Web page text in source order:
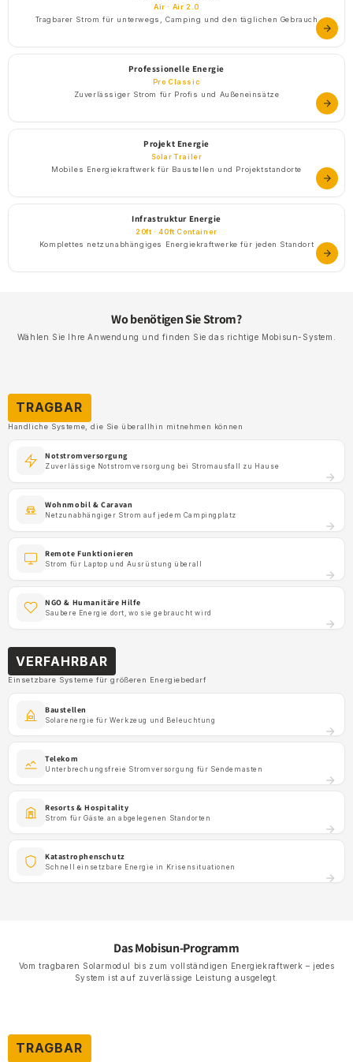
Air · Air 2.0
Tragbarer Strom für unterwegs, Camping und den täglichen Gebrauch
Professionelle Energie
Pro Classic
Zuverlässiger Strom für Profis und Außeneinsätze
Projekt Energie
Solar Trailer
Mobiles Energiekraftwerk für Baustellen und Projektstandorte
Infrastruktur Energie
20ft · 40ft Container
Komplettes netzunabhängiges Energiekraftwerke für jeden Standort
Wo benötigen Sie Strom?
Wählen Sie Ihre Anwendung und finden Sie das richtige Mobisun-System.
TRAGBAR
Handliche Systeme, die Sie überallhin mitnehmen können
Notstromversorgung
Zuverlässige Notstromversorgung bei Stromausfall zu Hause
Wohnmobil & Caravan
Netzunabhängiger Strom auf jedem Campingplatz
Remote Funktionieren
Strom für Laptop und Ausrüstung überall
NGO & Humanitäre Hilfe
Saubere Energie dort, wo sie gebraucht wird
VERFAHRBAR
Einsetzbare Systeme für größeren Energiebedarf
Baustellen
Solarenergie für Werkzeug und Beleuchtung
Telekom
Unterbrechungsfreie Stromversorgung für Sendemasten
Resorts & Hospitality
Strom für Gäste an abgelegenen Standorten
Katastrophenschutz
Schnell einsetzbare Energie in Krisensituationen
Das Mobisun-Programm
Vom tragbaren Solarmodul bis zum vollständigen Energiekraftwerk – jedes
System ist auf zuverlässige Leistung ausgelegt.
TRAGBAR